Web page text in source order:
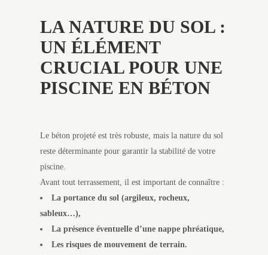
LA NATURE DU SOL :
UN ÉLÉMENT
CRUCIAL POUR UNE
PISCINE EN BÉTON
Le béton projeté est très robuste, mais la nature du sol
reste déterminante pour garantir la stabilité de votre
piscine.
Avant tout terrassement, il est important de connaître :
La portance du sol (argileux, rocheux,
sableux…),
La présence éventuelle d’une nappe phréatique,
Les risques de mouvement de terrain.